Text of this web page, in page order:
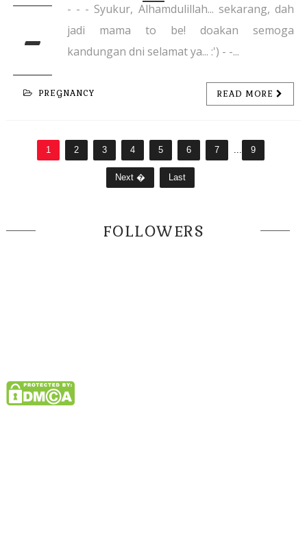
-
- - - Syukur, Alhamdulillah... sekarang, dah
jadi mama to be! doakan semoga
kandungan dni selamat ya... :') - -...
PREGNANCY READ MORE
1 2 3 4 5 6 7 9
Next � Last
FOLLOWERS